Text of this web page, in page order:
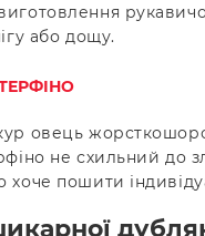
або дощу.
овець
не схильний
хоче пошити